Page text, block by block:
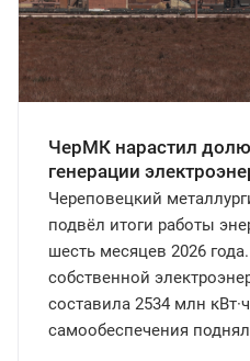
ЧерМК нарастил
генерации
итогам полугодия
Череповецкий
подвёл итоги работы
шесть месяцев 2026
собственной
составила 2534 млн
самообеспечения